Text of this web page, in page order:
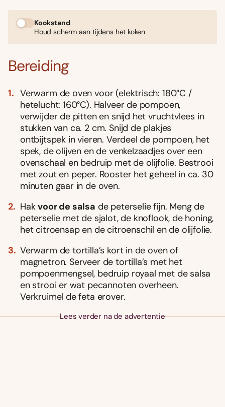
Kookstand
Houd scherm aan tijdens het koken
Bereiding
Verwarm de oven voor (elektrisch: 180°C /
hetelucht: 160°C). Halveer de pompoen,
verwijder de pitten en snijd het vruchtvlees in
stukken van ca. 2 cm. Snijd de plakjes
ontbijtspek in vieren. Verdeel de pompoen, het
spek, de olijven en de venkelzaadjes over een
ovenschaal en bedruip met de olijfolie. Bestrooi
met zout en peper. Rooster het geheel in ca. 30
minuten gaar in de oven.
Hakvoor de salsa de peterselie fijn. Meng de
peterselie met de sjalot, de knoflook, de honing,
het citroensap en de citroenschil en de olijfolie.
Verwarm de tortilla’s kort in de oven of
magnetron. Serveer de tortilla’s met het
pompoenmengsel, bedruip royaal met de salsa
en strooi er wat pecannoten overheen.
Verkruimel de feta erover.
Lees verder na de advertentie